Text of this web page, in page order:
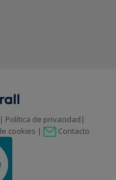
Política de privacidad
cookies Contacto